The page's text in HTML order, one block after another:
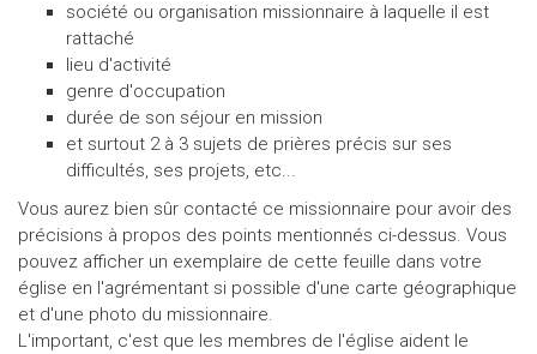
société ou organisation missionnaire à laquelle il est
rattaché
lieu d'activité
genre d'occupation
durée de son séjour en mission
et surtout 2 à 3 sujets de prières précis sur ses
difficultés, ses projets, etc...
Vous aurez bien sûr contacté ce missionnaire pour avoir des
précisions à propos des points mentionnés ci-dessus. Vous
pouvez afficher un exemplaire de cette feuille dans votre
église en l'agrémentant si possible d'une carte géographique
et d'une photo du missionnaire.
L'important, c'est que les membres de l'église aident le